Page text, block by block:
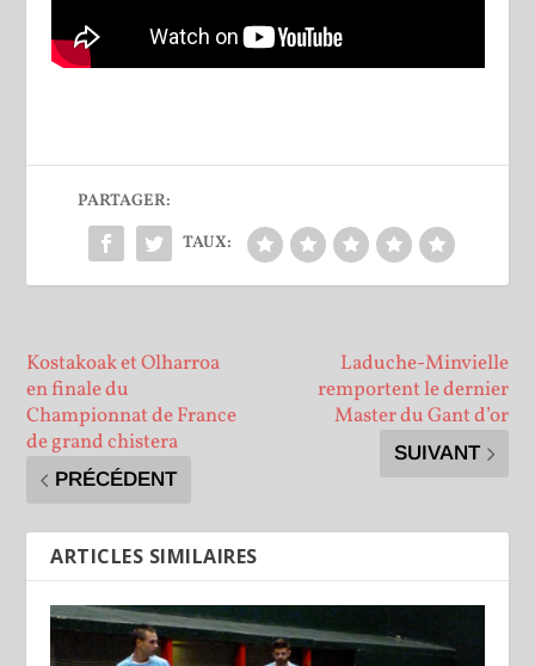
PARTAGER:
TAUX:
Kostakoak et Olharroa
en finale du
Championnat de France
de grand chistera
PRÉCÉDENT
Laduche-Minvielle
remportent le dernier
Master du Gant d’or
SUIVANT
ARTICLES SIMILAIRES